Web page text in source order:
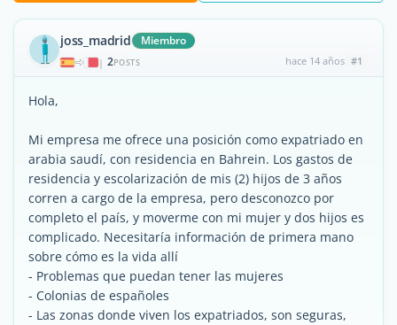
joss_madrid Miembro
| 2POSTS hace 14 años #1
Hola,
Mi empresa me ofrece una posición como expatriado en
arabia saudí, con residencia en Bahrein. Los gastos de
residencia y escolarización de mis (2) hijos de 3 años
corren a cargo de la empresa, pero desconozco por
completo el país, y moverme con mi mujer y dos hijos es
complicado. Necesitaría información de primera mano
sobre cómo es la vida allí
- Problemas que puedan tener las mujeres
- Colonias de españoles
- Las zonas donde viven los expatriados, son seguras,